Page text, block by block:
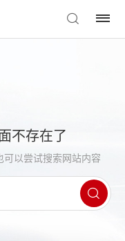
不存在了
可以尝试搜索网站内容